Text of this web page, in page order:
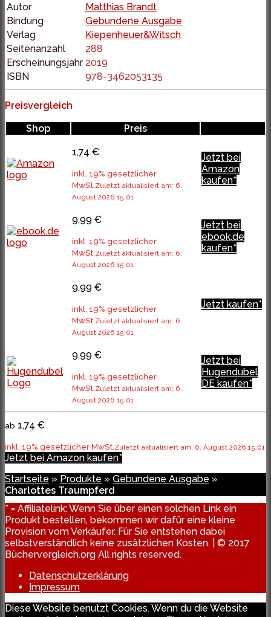
Autor
Matthias Brandt
Bindung
Gebundene Ausgabe
Verlag
Kiepenheuer&Witsch
Seitenanzahl
288
Erscheinungsjahr 2019
ISBN
978-3462053135
Preisvergleich
Shop
Preis
1,74 €
inkl. 19% gesetzlicher
MwSt.Zuletzt aktualisiert am: 6.
August 2026 15:01
Jetzt bei
Amazon
kaufen*
9,99 €
inkl. 19% gesetzlicher
MwSt.Zuletzt aktualisiert am: 6.
August 2026 15:01
Jetzt bei
ebook.de
kaufen*
9,99 €
inkl. 19% gesetzlicher
MwSt.Zuletzt aktualisiert am: 6.
August 2026 15:01
Jetzt kaufen*
9,99 €
inkl. 19% gesetzlicher
MwSt.Zuletzt aktualisiert am: 6.
August 2026 15:01
Jetzt bei
Hugendubel
DE kaufen*
ab 1,74 €
inkl. 19% gesetzlicher MwSt.Zuletzt aktualisiert am: 6. August 2026 15:01
Jetzt bei Amazon kaufen*
Startseite » Produkte » Gebundene Ausgabe »
Charlottes Traumpferd
* = Affiliatelink: Wenn Sie über einen solchen Link ein
Produkt bestellen, bekommen wir dafür eine kleine
Provision vom Verkäufer. Für Sie entstehen dabei
selbstverständlich keine zusätzlichen Kosten. | © 2017
Büchervergleich.org All rights reserved.
Datenschutzerklärung
Impressum
Diese Website benutzt Cookies. Wenn du die Website